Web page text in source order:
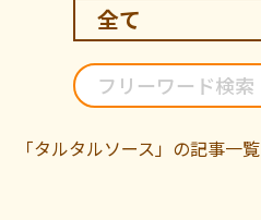
「タルタルソース」の記事一覧